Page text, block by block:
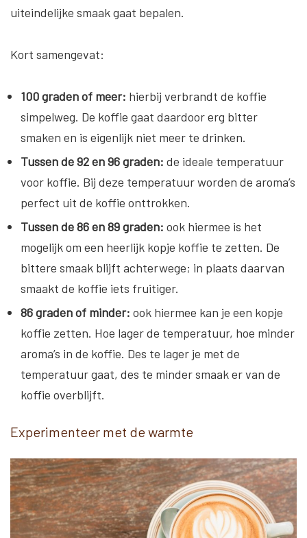
uiteindelijke smaak gaat bepalen.
Kort samengevat:
100 graden of meer: hierbij verbrandt de koffie
simpelweg. De koffie gaat daardoor erg bitter
smaken en is eigenlijk niet meer te drinken.
Tussen de 92 en 96 graden: de ideale temperatuur
voor koffie. Bij deze temperatuur worden de aroma’s
perfect uit de koffie onttrokken.
Tussen de 86 en 89 graden: ook hiermee is het
mogelijk om een heerlijk kopje koffie te zetten. De
bittere smaak blijft achterwege; in plaats daarvan
smaakt de koffie iets fruitiger.
86 graden of minder: ook hiermee kan je een kopje
koffie zetten. Hoe lager de temperatuur, hoe minder
aroma’s in de koffie. Des te lager je met de
temperatuur gaat, des te minder smaak er van de
koffie overblijft.
Experimenteer met de warmte